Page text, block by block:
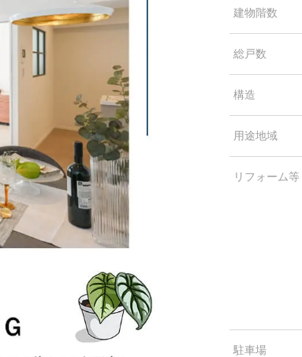
建物階数
総戸数
構造
用途地域
リフォーム等
駐車場